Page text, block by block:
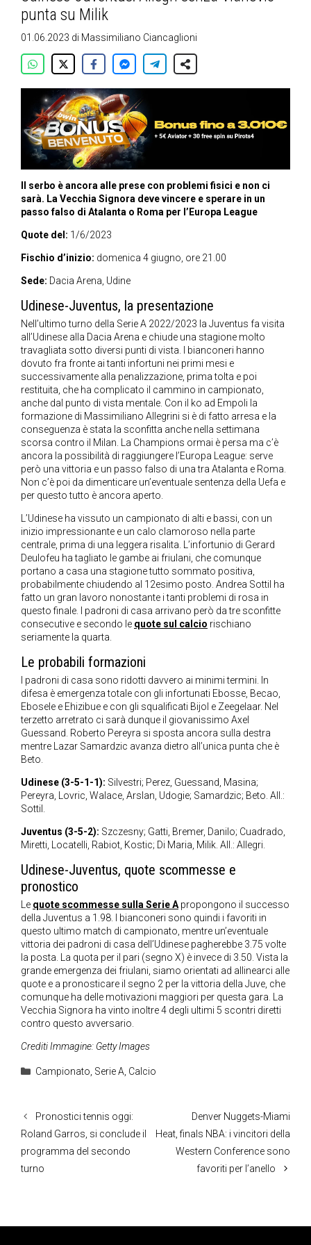
punta su Milik
01.06.2023 di Massimiliano Ciancaglioni
Il serbo è ancora alle prese con problemi fisici e non ci
sarà. La Vecchia Signora deve vincere e sperare in un
passo falso di Atalanta o Roma per l’Europa League
Quote del: 1/6/2023
Fischio d’inizio: domenica 4 giugno, ore 21.00
Sede: Dacia Arena, Udine
Udinese-Juventus, la presentazione
Nell’ultimo turno della Serie A 2022/2023 la Juventus fa visita
all’Udinese alla Dacia Arena e chiude una stagione molto
travagliata sotto diversi punti di vista. I bianconeri hanno
dovuto fra fronte ai tanti infortuni nei primi mesi e
successivamente alla penalizzazione, prima tolta e poi
restituita, che ha complicato il cammino in campionato,
anche dal punto di vista mentale. Con il ko ad Empoli la
formazione di Massimiliano Allegrini si è di fatto arresa e la
conseguenza è stata la sconfitta anche nella settimana
scorsa contro il Milan. La Champions ormai è persa ma c’è
ancora la possibilità di raggiungere l’Europa League: serve
però una vittoria e un passo falso di una tra Atalanta e Roma.
Non c’è poi da dimenticare un’eventuale sentenza della Uefa e
per questo tutto è ancora aperto.
L’Udinese ha vissuto un campionato di alti e bassi, con un
inizio impressionante e un calo clamoroso nella parte
centrale, prima di una leggera risalita. L’infortunio di Gerard
Deulofeu ha tagliato le gambe ai friulani, che comunque
portano a casa una stagione tutto sommato positiva,
probabilmente chiudendo al 12esimo posto. Andrea Sottil ha
fatto un gran lavoro nonostante i tanti problemi di rosa in
questo finale. I padroni di casa arrivano però da tre sconfitte
consecutive e secondo le quote sul calcio rischiano
seriamente la quarta.
Le probabili formazioni
I padroni di casa sono ridotti davvero ai minimi termini. In
difesa è emergenza totale con gli infortunati Ebosse, Becao,
Ebosele e Ehizibue e con gli squalificati Bijol e Zeegelaar. Nel
terzetto arretrato ci sarà dunque il giovanissimo Axel
Guessand. Roberto Pereyra si sposta ancora sulla destra
mentre Lazar Samardzic avanza dietro all’unica punta che è
Beto.
Udinese (3-5-1-1): Silvestri; Perez, Guessand, Masina;
Pereyra, Lovric, Walace, Arslan, Udogie; Samardzic; Beto. All.:
Sottil.
Juventus (3-5-2): Szczesny; Gatti, Bremer, Danilo; Cuadrado,
Miretti, Locatelli, Rabiot, Kostic; Di Maria, Milik. All.: Allegri.
Udinese-Juventus, quote scommesse e
pronostico
Le quote scommesse sulla Serie Apropongono il successo
della Juventus a 1.98. I bianconeri sono quindi i favoriti in
questo ultimo match di campionato, mentre un’eventuale
vittoria dei padroni di casa dell’Udinese pagherebbe 3.75 volte
la posta. La quota per il pari (segno X) è invece di 3.50. Vista la
grande emergenza dei friulani, siamo orientati ad allinearci alle
quote e a pronosticare il segno 2 per la vittoria della Juve, che
comunque ha delle motivazioni maggiori per questa gara. La
Vecchia Signora ha vinto inoltre 4 degli ultimi 5 scontri diretti
contro questo avversario.
Crediti Immagine: Getty Images
Categorie
Campionato, Serie A, Calcio
Pronostici tennis oggi:
Roland Garros, si conclude il
programma del secondo
turno
Denver Nuggets-Miami
Heat, finals NBA: i vincitori della
Western Conference sono
favoriti per l’anello